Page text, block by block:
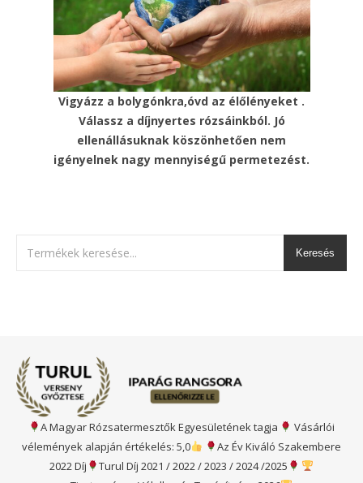
Vigyázz a bolygónkra,óvd az élőlényeket .
Válassz a díjnyertes rózsáinkból. Jó
ellenállásuknak köszönhetően nem
igényelnek nagy mennyiségű permetezést.
Keresés
A Magyar Rózsatermesztők Egyesületének tagja
Vásárlói
vélemények alapján értékelés: 5,0
Az Év Kiváló Szakembere
2022 Díj
Turul Díj 2021 / 2022 / 2023 / 2024 /2025